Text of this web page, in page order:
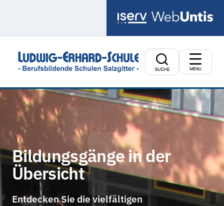
Suche
Bildungsgänge in der
Übersicht
Entdecken Sie die vielfältigen